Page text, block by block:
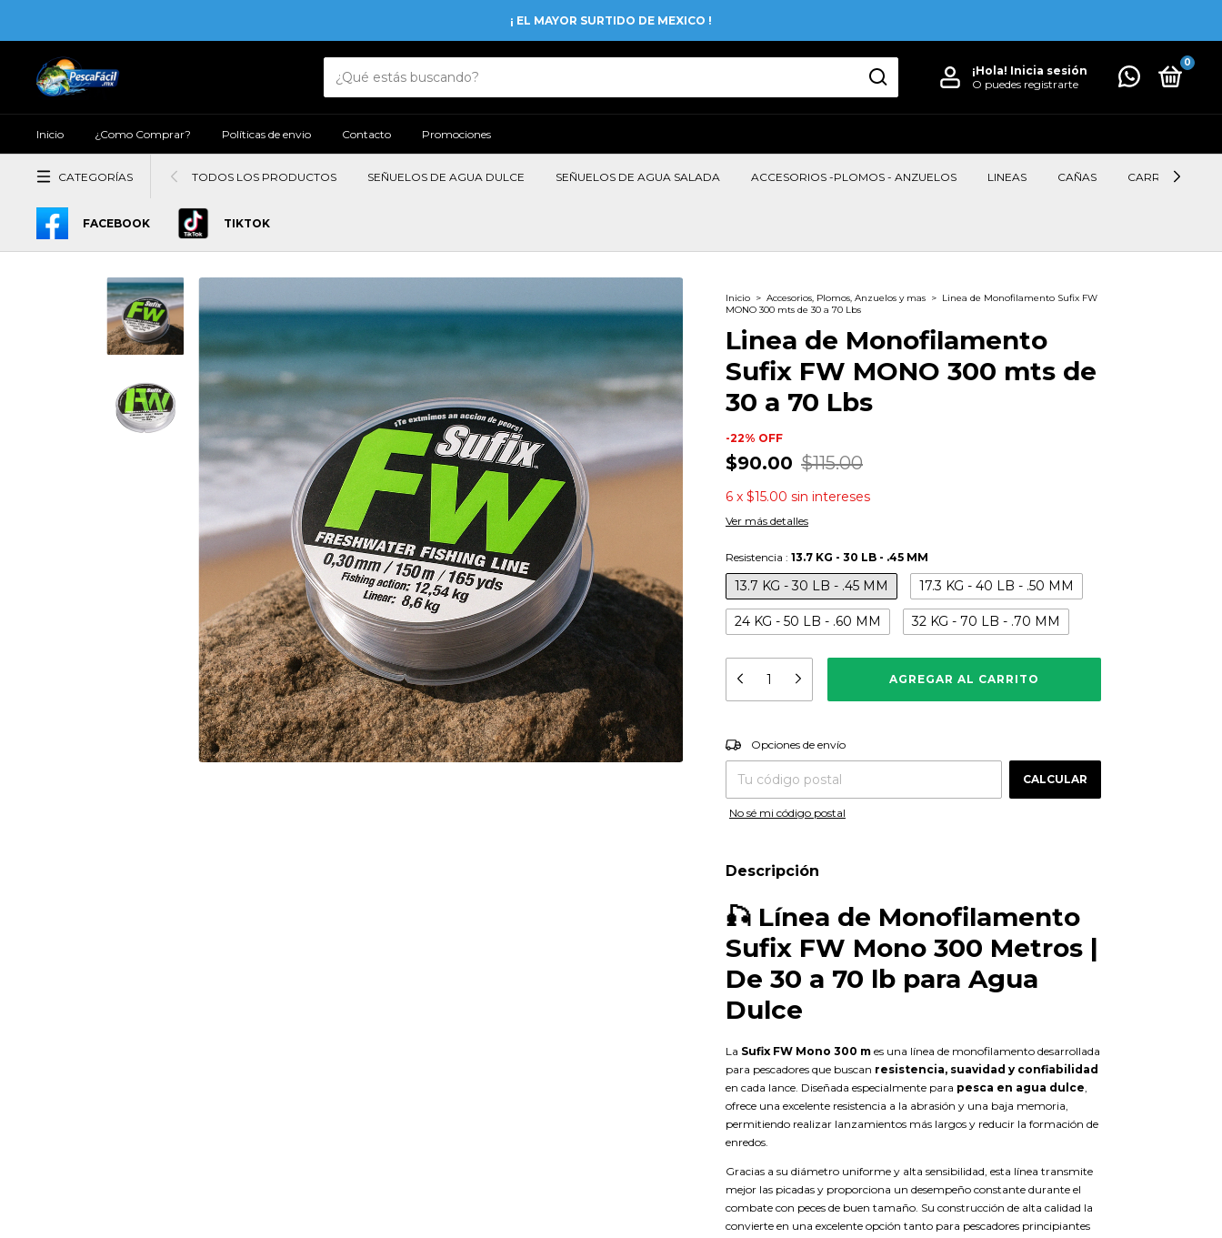
¡ EL MAYOR SURTIDO DE MEXICO !
¡Hola! Inicia sesión
O puedes registrarte
0
Inicio ¿Como Comprar? Políticas de envio Contacto Promociones
CATEGORÍAS TODOS LOS PRODUCTOS SEÑUELOS DE AGUA DULCE SEÑUELOS DE AGUA SALADA ACCESORIOS -PLOMOS - ANZUELOS LINEAS CAÑAS CARRETES
FACEBOOK TIKTOK
Inicio > Accesorios, Plomos, Anzuelos y mas > Linea de Monofilamento Sufix FW
MONO 300 mts de 30 a 70 Lbs
Linea de Monofilamento
Sufix FW MONO 300 mts de
30 a 70 Lbs
-22% OFF
$90.00 $115.00
6 x $15.00 sin intereses
Ver más detalles
Resistencia : 13.7 KG - 30 LB - .45 MM
13.7 KG - 30 LB - .45 MM 17.3 KG - 40 LB - .50 MM
24 KG - 50 LB - .60 MM 32 KG - 70 LB - .70 MM
Entregas para el CP:
Opciones de envío
CALCULAR
No sé mi código postal
Descripción
🎣 Línea de Monofilamento
Sufix FW Mono 300 Metros |
De 30 a 70 lb para Agua
Dulce
La Sufix FW Mono 300 m es una línea de monofilamento desarrollada
para pescadores que buscan resistencia, suavidad y confiabilidad
en cada lance. Diseñada especialmente para pesca en agua dulce
ofrece una excelente resistencia a la abrasión y una baja memoria,
permitiendo realizar lanzamientos más largos y reducir la formación de
enredos.
Gracias a su diámetro uniforme y alta sensibilidad, esta línea transmite
mejor las picadas y proporciona un desempeño constante durante el
combate con peces de buen tamaño. Su construcción de alta calidad la
convierte en una excelente opción tanto para pescadores principiantes